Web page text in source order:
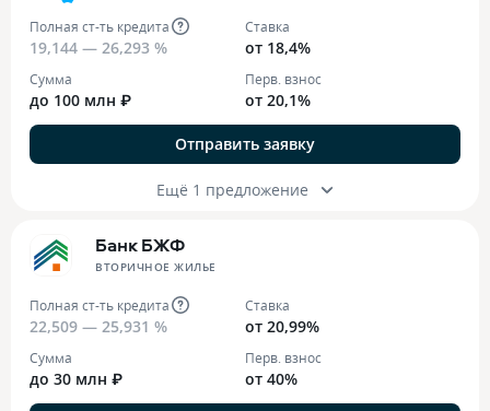
Полная ст-ть кредита
19,144 — 26,293 %
Ставка
от 18,4%
Сумма
до 100 млн ₽
Перв. взнос
от 20,1%
Отправить заявку
Ещё 1 предложение
Банк БЖФ
ВТОРИЧНОЕ ЖИЛЬЕ
Полная ст-ть кредита
22,509 — 25,931 %
Ставка
от 20,99%
Сумма
до 30 млн ₽
Перв. взнос
от 40%